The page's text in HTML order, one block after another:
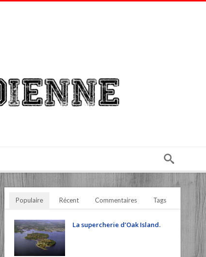
Populaire Récent Commentaires Tags
La supercherie d’Oak Island.